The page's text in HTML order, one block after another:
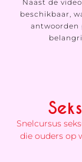
Naast de
beschikbaar,
antwoorden
Snelcursus
die ouders op